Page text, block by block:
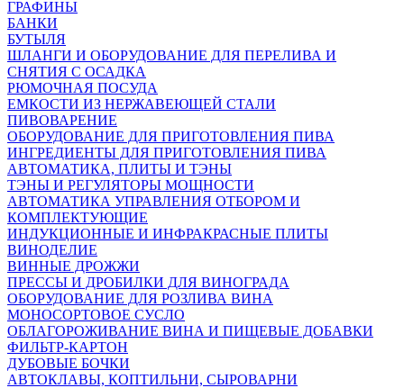
ГРАФИНЫ
БАНКИ
БУТЫЛЯ
ШЛАНГИ И ОБОРУДОВАНИЕ ДЛЯ ПЕРЕЛИВА И
СНЯТИЯ С ОСАДКА
РЮМОЧНАЯ ПОСУДА
ЕМКОСТИ ИЗ НЕРЖАВЕЮЩЕЙ СТАЛИ
ПИВОВАРЕНИЕ
ОБОРУДОВАНИЕ ДЛЯ ПРИГОТОВЛЕНИЯ ПИВА
ИНГPЕДИЕНТЫ ДЛЯ ПРИГОТОВЛЕНИЯ ПИВА
АВТОМАТИКА, ПЛИТЫ И ТЭНЫ
ТЭНЫ И РЕГУЛЯТОРЫ МОЩНОСТИ
АВТОМАТИКА УПРАВЛЕНИЯ ОТБОРОМ И
КОМПЛЕКТУЮЩИЕ
ИНДУКЦИОННЫЕ И ИНФРАКРАСНЫЕ ПЛИТЫ
ВИНОДЕЛИЕ
ВИННЫЕ ДРОЖЖИ
ПРЕССЫ И ДРОБИЛКИ ДЛЯ ВИНОГРАДА
ОБОРУДОВАНИЕ ДЛЯ РОЗЛИВА ВИНА
МОНОСОРТОВОЕ СУСЛО
ОБЛАГОРОЖИВАНИЕ ВИНА И ПИЩЕВЫЕ ДОБАВКИ
ФИЛЬТР-КАРТОН
ДУБОВЫЕ БОЧКИ
АВТОКЛАВЫ, КОПТИЛЬНИ, СЫРОВАРНИ